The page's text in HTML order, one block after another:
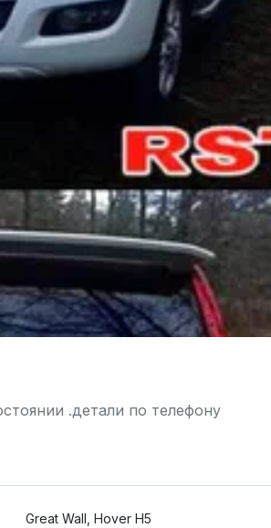
.детали по телефону
Great Wall, Hover H5